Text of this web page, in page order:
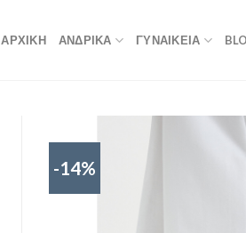
ΑΡΧΙΚΉ ΑΝΔΡΙΚΑ ΓΥΝΑΙΚΕΙΑ
-14%